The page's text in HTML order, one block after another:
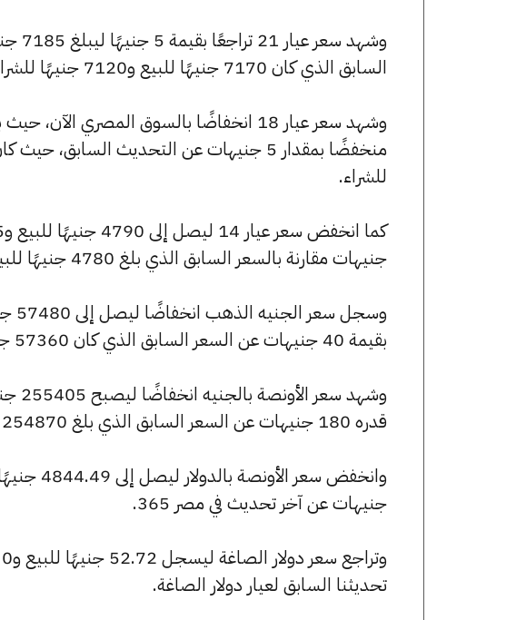
السابق الذي كان 7170 جنيهًا للبيع و7120 جنيهًا للشراء.
للشراء.
جنيهات مقارنة بالسعر السابق الذي بلغ 4780 جنيهًا للبيع و4745 جنيهًا للشراء.
بقيمة 40 جنيهات عن السعر السابق الذي كان 57360 جنيهًا للبيع و56960 جنيهًا للشراء.
قدره 180 جنيهات عن السعر السابق الذي بلغ 254870 جنيهًا للبيع و253095 جنيهًا للشراء.
جنيهات عن آخر تحديث في مصر 365.
تحديثنا السابق لعيار دولار الصاغة.